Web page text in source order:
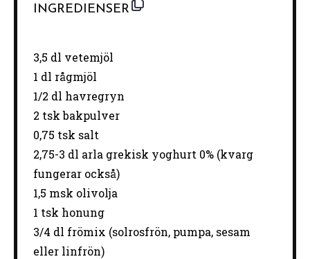
INGREDIENSER
3,5 dl vetemjöl
1 dl rågmjöl
1/2 dl havregryn
2 tsk bakpulver
0,75 tsk salt
2,75-3 dl arla grekisk yoghurt 0% (kvarg
fungerar också)
1,5 msk olivolja
1 tsk honung
3/4 dl frömix (solrosfrön, pumpa, sesam
eller linfrön)